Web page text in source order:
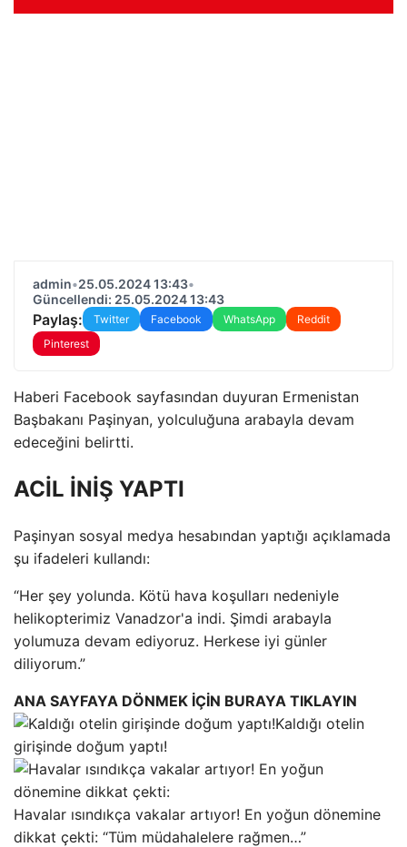
admin•25.05.2024 13:43•
Güncellendi: 25.05.2024 13:43
Paylaş: Twitter Facebook WhatsApp
Reddit
Pinterest
Haberi Facebook sayfasından duyuran Ermenistan
Başbakanı Paşinyan, yolculuğuna arabayla devam
edeceğini belirtti.
ACİL İNİŞ YAPTI
Paşinyan sosyal medya hesabından yaptığı açıklamada
şu ifadeleri kullandı:
“Her şey yolunda. Kötü hava koşulları nedeniyle
helikopterimiz Vanadzor'a indi. Şimdi arabayla
yolumuza devam ediyoruz. Herkese iyi günler
diliyorum.”
ANA SAYFAYA DÖNMEK İÇİN BURAYA TIKLAYIN
Kaldığı otelin
girişinde doğum yaptı!
Havalar ısındıkça vakalar artıyor! En yoğun dönemine
dikkat çekti: “Tüm müdahalelere rağmen…”